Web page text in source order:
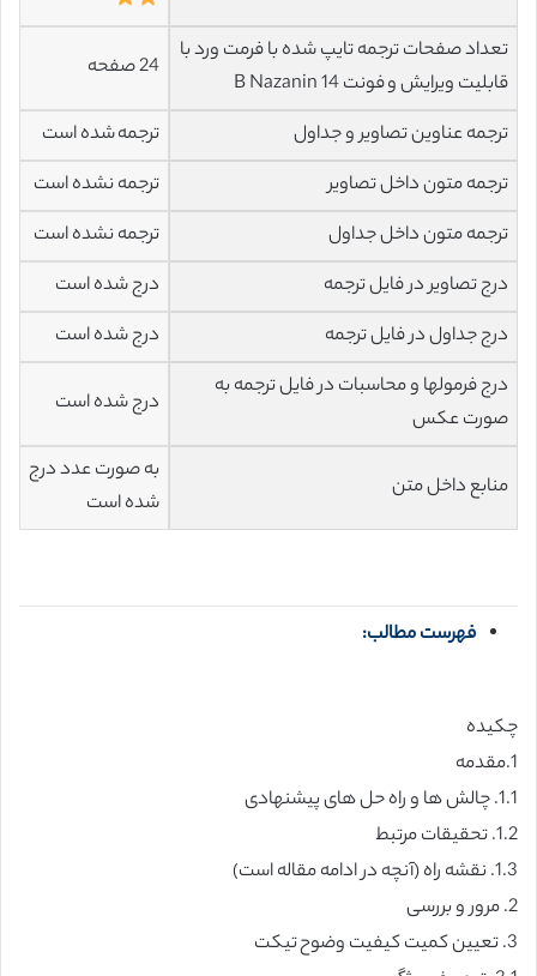
تعداد صفحات ترجمه تایپ شده با فرمت ورد با
قابلیت ویرایش و فونت 14 B Nazanin
24 صفحه
ترجمه عناوین تصاویر و جداول
ترجمه شده است
ترجمه متون داخل تصاویر
ترجمه نشده است
ترجمه متون داخل جداول
ترجمه نشده است
درج تصاویر در فایل ترجمه
درج شده است
درج جداول در فایل ترجمه
درج شده است
درج فرمولها و محاسبات در فایل ترجمه به
صورت عکس
درج شده است
منابع داخل متن
به صورت عدد درج
شده است
فهرست مطالب:
چکیده
1.مقدمه
1.1. چالش ها و راه حل های پیشنهادی
1.2. تحقیقات مرتبط
1.3. نقشه راه (آنچه در ادامه مقاله است)
2. مرور و بررسی
3. تعیین کمیت کیفیت وضوح تیکت